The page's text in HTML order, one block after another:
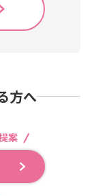
方へ
案